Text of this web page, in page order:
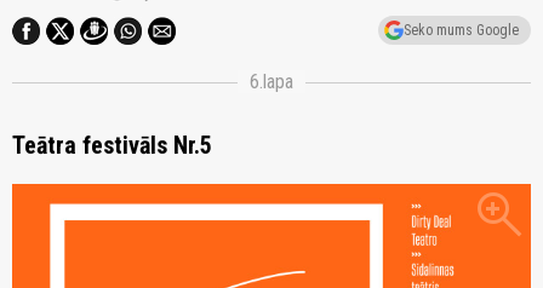
Seko mums Google
6.lapa
Teātra festivāls Nr.5
zoom_in